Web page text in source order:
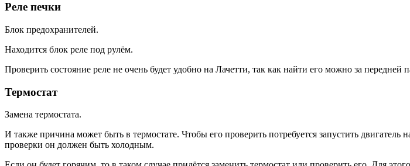
Реле печки
Блок предохранителей.
Находится блок реле под рулём.
Проверить состояние реле не очень будет удобно на Лачетти, так как найти его можно за передней
Термостат
Замена термостата.
И также причина может быть в термостате. Чтобы его проверить потребуется запустить
проверки он должен быть холодным.